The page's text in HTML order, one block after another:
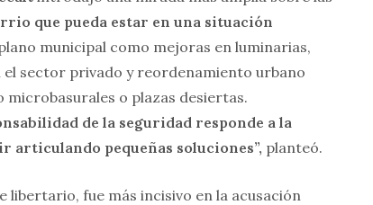
que pueda estar en una situación
municipal como mejoras en luminarias,
sector privado y reordenamiento urbano
o plazas desiertas.
de la seguridad responde a la
articulando pequeñas soluciones”, planteó.
libertario, fue más incisivo en la acusación